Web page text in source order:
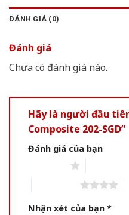
ĐÁNH GIÁ (0)
Đánh giá
Chưa có đánh giá nào.
Hãy là người đầu
Composite 202-SGD”
Đánh giá của bạn
Nhận xét của bạn *